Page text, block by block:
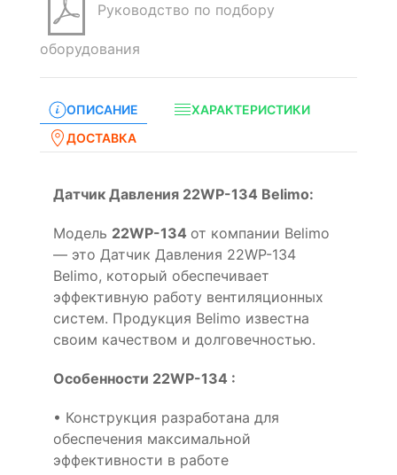
Руководство по подбору
оборудования
ОПИСАНИЕ
ХАРАКТЕРИСТИКИ
ДОСТАВКА
Датчик Давления 22WP-134 Belimo:
Модель 22WP-134 от компании Belimo
— это Датчик Давления 22WP-134
Belimo, который обеспечивает
эффективную работу вентиляционных
систем. Продукция Belimo известна
своим качеством и долговечностью.
Особенности 22WP-134 :
• Конструкция разработана для
обеспечения максимальной
эффективности в работе